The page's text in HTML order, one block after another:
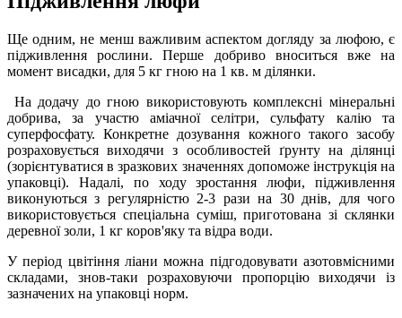
Ще одним, не менш важливим аспектом догляду за люфою, є
підживлення рослини. Перше добриво вноситься вже на
момент висадки, для 5 кг гною на 1 кв. м ділянки.
На додачу до гною використовують комплексні мінеральні
добрива, за участю аміачної селітри, сульфату калію та
суперфосфату. Конкретне дозування кожного такого засобу
розраховується виходячи з особливостей ґрунту на ділянці
(зорієнтуватися в зразкових значеннях допоможе інструкція на
упаковці). Надалі, по ходу зростання люфи, підживлення
виконуються з регулярністю 2-3 рази на 30 днів, для чого
використовується спеціальна суміш, приготована зі склянки
деревної золи, 1 кг коров'яку та відра води.
У період цвітіння ліани можна підгодовувати азотовмісними
складами, знов-таки розраховуючи пропорцію виходячи із
зазначених на упаковці норм.